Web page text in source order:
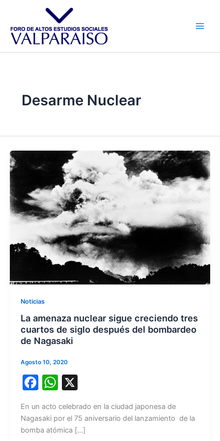
contenido
Desarme Nuclear
Noticias
La amenaza nuclear sigue creciendo tres
cuartos de siglo después del bombardeo
de Nagasaki
Agosto 10, 2020
F
c
e
W
at
s
X
En un acto celebrado en la ciudad japonesa de
Nagasaki por el 75 aniversario del lanzamiento de la
bomba atómica […]